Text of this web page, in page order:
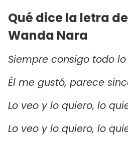
Qué dice la letra
Wanda Nara
Siempre consigo todo
Él me gustó, parece
Lo veo y lo quiero, lo
Lo veo y lo quiero, lo